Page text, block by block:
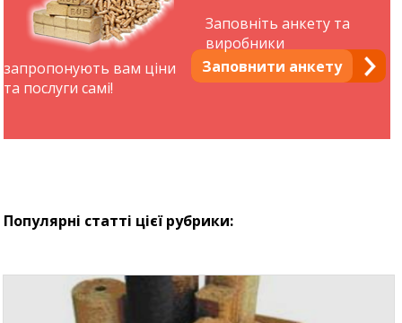
Заповнити анкету
Заповніть анкету та
виробники
запропонують вам ціни
та послуги самі!
Популярні статті цієї рубрики: